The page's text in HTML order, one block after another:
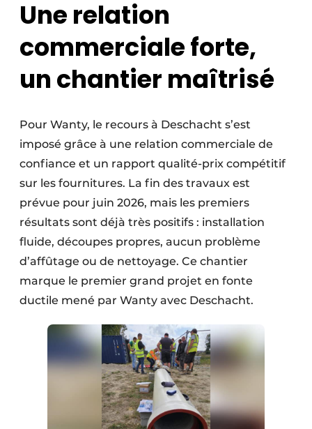
Une relation
commerciale forte,
un chantier maîtrisé
Pour Wanty, le recours à Deschacht s’est
imposé grâce à une relation commerciale de
confiance et un rapport qualité-prix compétitif
sur les fournitures. La fin des travaux est
prévue pour juin 2026, mais les premiers
résultats sont déjà très positifs : installation
fluide, découpes propres, aucun problème
d’affûtage ou de nettoyage. Ce chantier
marque le premier grand projet en fonte
ductile mené par Wanty avec Deschacht.